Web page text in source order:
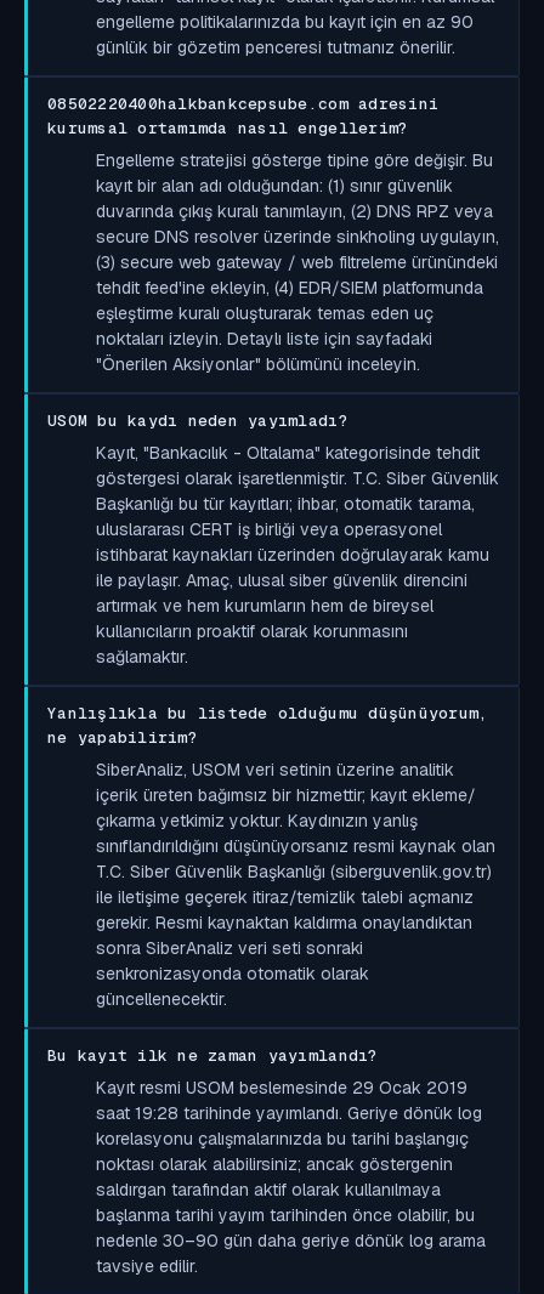
engelleme politikalarınızda bu kayıt için en az 90
günlük bir gözetim penceresi tutmanız önerilir.
08502220400halkbankcepsube.com adresini
kurumsal ortamımda nasıl engellerim?
Engelleme stratejisi gösterge tipine göre değişir. Bu
kayıt bir alan adı olduğundan: (1) sınır güvenlik
duvarında çıkış kuralı tanımlayın, (2) DNS RPZ veya
secure DNS resolver üzerinde sinkholing uygulayın,
(3) secure web gateway / web filtreleme ürünündeki
tehdit feed'ine ekleyin, (4) EDR/SIEM platformunda
eşleştirme kuralı oluşturarak temas eden uç
noktaları izleyin. Detaylı liste için sayfadaki
"Önerilen Aksiyonlar" bölümünü inceleyin.
USOM bu kaydı neden yayımladı?
Kayıt, "Bankacılık - Oltalama" kategorisinde tehdit
göstergesi olarak işaretlenmiştir. T.C. Siber Güvenlik
Başkanlığı bu tür kayıtları; ihbar, otomatik tarama,
uluslararası CERT iş birliği veya operasyonel
istihbarat kaynakları üzerinden doğrulayarak kamu
ile paylaşır. Amaç, ulusal siber güvenlik direncini
artırmak ve hem kurumların hem de bireysel
kullanıcıların proaktif olarak korunmasını
sağlamaktır.
Yanlışlıkla bu listede olduğumu düşünüyorum,
ne yapabilirim?
SiberAnaliz, USOM veri setinin üzerine analitik
içerik üreten bağımsız bir hizmettir; kayıt ekleme/
çıkarma yetkimiz yoktur. Kaydınızın yanlış
sınıflandırıldığını düşünüyorsanız resmi kaynak olan
T.C. Siber Güvenlik Başkanlığı (siberguvenlik.gov.tr)
ile iletişime geçerek itiraz/temizlik talebi açmanız
gerekir. Resmi kaynaktan kaldırma onaylandıktan
sonra SiberAnaliz veri seti sonraki
senkronizasyonda otomatik olarak
güncellenecektir.
Bu kayıt ilk ne zaman yayımlandı?
Kayıt resmi USOM beslemesinde 29 Ocak 2019
saat 19:28 tarihinde yayımlandı. Geriye dönük log
korelasyonu çalışmalarınızda bu tarihi başlangıç
noktası olarak alabilirsiniz; ancak göstergenin
saldırgan tarafından aktif olarak kullanılmaya
başlanma tarihi yayım tarihinden önce olabilir, bu
nedenle 30–90 gün daha geriye dönük log arama
tavsiye edilir.